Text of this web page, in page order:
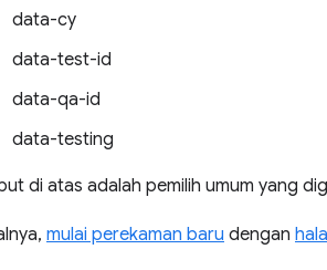
data-cy
data-test-id
data-qa-id
data-testing
di atas adalah pemilih umum yang
mulai perekaman baru dengan